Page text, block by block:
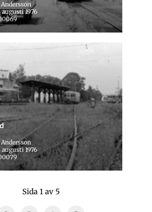
augusti 1976
augusti 1976
Sida 1 av 5